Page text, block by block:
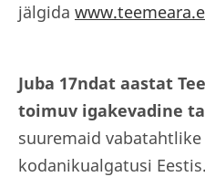
jälgida
Juba 17ndat aastat
toimuv igakevadine
suuremaid vabatahtlike
kodanikualgatusi